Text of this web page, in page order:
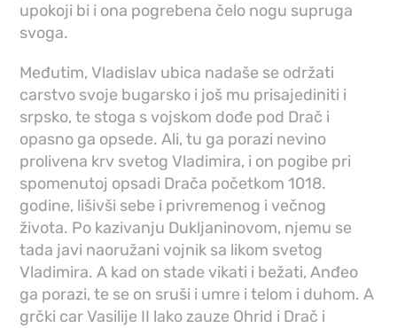
upokoji bi i ona pogrebena čelo nogu supruga
svoga.
Međutim, Vladislav ubica nadaše se održati
carstvo svoje bugarsko i još mu prisajediniti i
srpsko, te stoga s vojskom dođe pod Drač i
opasno ga opsede. Ali, tu ga porazi nevino
prolivena krv svetog Vladimira, i on pogibe pri
spomenutoj opsadi Drača početkom 1018.
godine, lišivši sebe i privremenog i večnog
života. Po kazivanju Dukljaninovom, njemu se
tada javi naoružani vojnik sa likom svetog
Vladimira. A kad on stade vikati i bežati, Anđeo
ga porazi, te se on sruši i umre i telom i duhom. A
grčki car Vasilije II lako zauze Ohrid i Drač i